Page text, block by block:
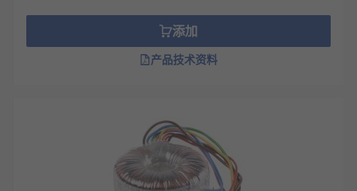
高效节能：在变换电压时，能够减少能量损
输出电压稳定：能够保证输出电压的稳定性，
低的漏磁和铁损耗。
环形变压器类型
添加
产品技术资料